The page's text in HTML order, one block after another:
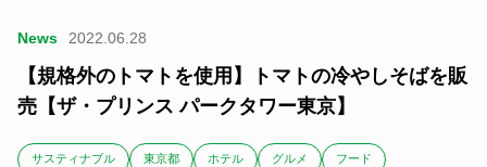
News 2022.06.28
【規格外のトマトを使用】トマトの冷やしそばを販
売【ザ・プリンス パークタワー東京】
サスティナブル 東京都 ホテル グルメ フード